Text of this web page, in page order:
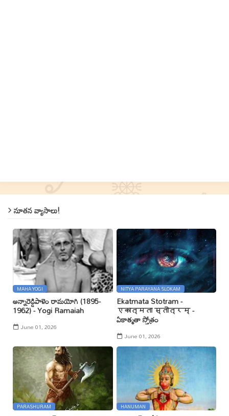
నూతన వ్యాసాలు!
MAHA YOGI
అన్నారెడ్డిపాళెం రామయోగి (1895-
1962) - Yogi Ramaiah
June 01, 2026
NITYA PARAYANA SLOKAM
Ekatmata Stotram -
एकात्मता स्तोत्रम् -
ఏకాత్మతా స్తోత్రం
June 01, 2026
PARASHURAM HANUMAN